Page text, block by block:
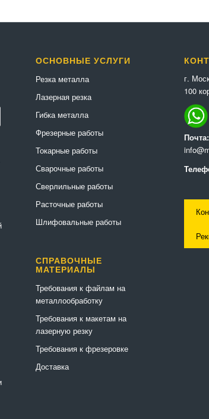
ОСНОВНЫЕ УСЛУГИ
Резка металла
Лазерная резка
Гибка металла
Фрезерные работы
Токарные работы
Сварочные работы
Сверлильные работы
Расточные работы
Шлифовальные работы
СПРАВОЧНЫЕ
МАТЕРИАЛЫ
Требования к файлам на
металлообработку
Требования к макетам на
лазерную резку
Требования к фрезеровке
Доставка
г.
100
Почта: